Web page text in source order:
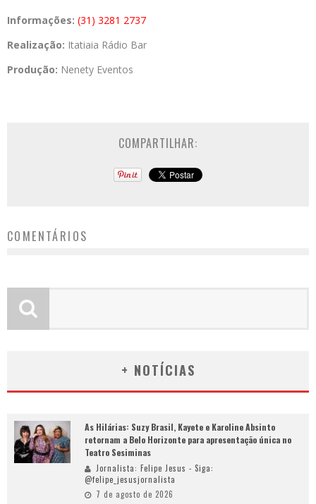
Informações: (31) 3281 2737
Realização: Itatiaia Rádio Bar
Produção: Nenety Eventos
COMPARTILHAR:
COMENTÁRIOS
+ NOTÍCIAS
As Hilárias: Suzy Brasil, Kayete e Karoline Absinto
retornam a Belo Horizonte para apresentação única no
Teatro Sesiminas
Jornalista: Felipe Jesus - Siga:
@felipe_jesusjornalista
7 de agosto de 2026